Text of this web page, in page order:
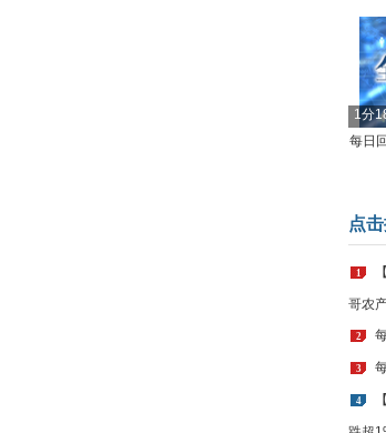
1分
每日
点
1
哥农
2
3
4